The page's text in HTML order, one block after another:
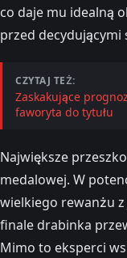
co daje mu idealną
przed decydującymi
CZYTAJ TEŻ:
Zaskakujące
faworyta do tytułu
Największe
medalowej. W
wielkiego rewanżu
finale drabinka
Mimo to eksperci